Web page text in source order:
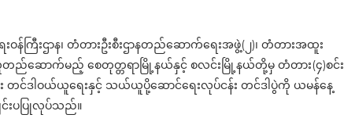
ကြီးဌာန၊ တံတားဦးစီးဌာနတည်ဆောက်ရေးအဖွဲ့(၂)၊ တံတားအထူး
ည်ဆောက်မည့် စေတုတ္တရာမြို့နယ်နှင့် စလင်းမြို့နယ်တို့မှ တံတား(၄)စင်း
တင်ဒါဝယ်ယူရေးနှင့် သယ်ယူပို့ဆောင်ရေးလုပ်ငန်း တင်ဒါပွဲကို ယမန်နေ့
းပပြုလုပ်သည်။